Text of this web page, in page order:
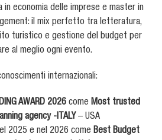
in economia delle imprese e master in
il mix perfetto tra letteratura,
turistico e gestione del budget per
al meglio ogni evento.
internazionali:
AWARD 2026 come Most trusted
agency -ITALY– USA
2025 e nel 2026 come Best Budget